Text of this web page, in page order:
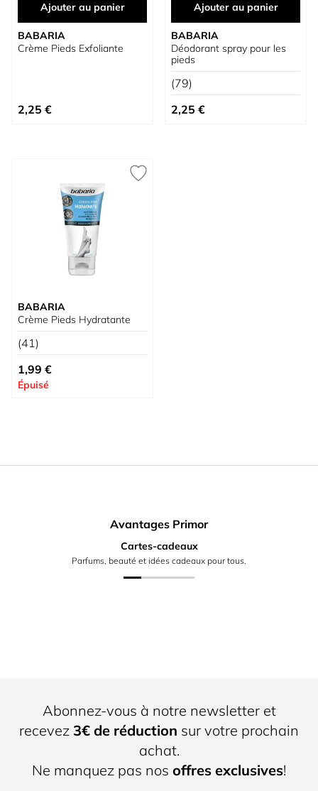
Ajouter au panier
BABARIA
Crème Pieds Exfoliante
2,25 €
Ajouter au panier
BABARIA
Déodorant spray pour les
pieds
(79)
2,25 €
BABARIA
Crème Pieds Hydratante
(41)
1,99 €
Épuisé
Avantages Primor
Cartes-cadeaux
Parfums, beauté et idées cadeaux pour tous.
Abonnez-vous à notre newsletter et
recevez 3€ de réduction sur votre prochain
achat.
Ne manquez pas nos offres exclusives!